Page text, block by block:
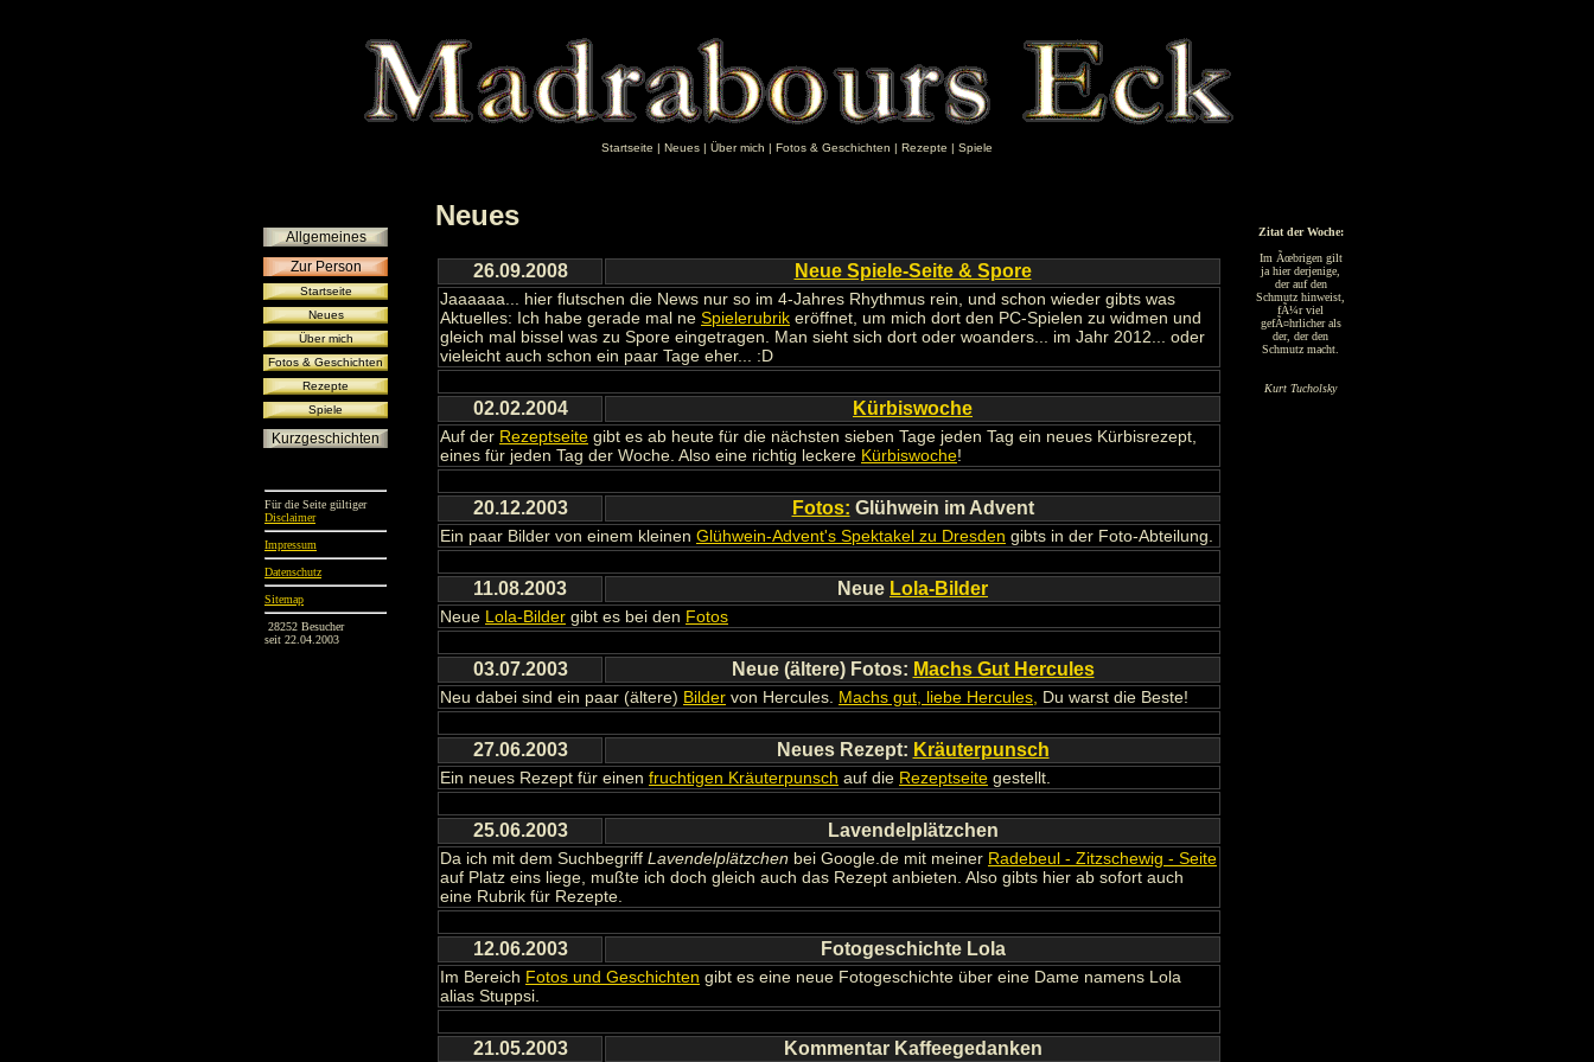
Startseite | Neues | Über mich | Fotos & Geschichten | Rezepte | Spiele
Allgemeines
Zur Person
Startseite
Neues
Über mich
Fotos & Geschichten
Rezepte
Spiele
Kurzgeschichten
Für die Seite gültiger
Disclaimer
Impressum
Datenschutz
Sitemap
28252 Besucher
seit 22.04.2003
Neues
26.09.2008 Neue Spiele-Seite & Spore
Jaaaaaa... hier flutschen die News nur so im 4-Jahres Rhythmus rein, und schon wieder gibts was
Aktuelles: Ich habe gerade mal ne Spielerubrik eröffnet, um mich dort den PC-Spielen zu widmen und
gleich mal bissel was zu Spore eingetragen. Man sieht sich dort oder woanders... im Jahr 2012... oder
vieleicht auch schon ein paar Tage eher... :D
02.02.2004 Kürbiswoche
Auf der Rezeptseite gibt es ab heute für die nächsten sieben Tage jeden Tag ein neues Kürbisrezept,
eines für jeden Tag der Woche. Also eine richtig leckere Kürbiswoche!
20.12.2003 Fotos: Glühwein im Advent
Ein paar Bilder von einem kleinen Glühwein-Advent's Spektakel zu Dresden gibts in der Foto-Abteilung.
11.08.2003 Neue Lola-Bilder
Neue Lola-Bilder gibt es bei den Fotos
03.07.2003 Neue (ältere) Fotos: Machs Gut Hercules
Neu dabei sind ein paar (ältere) Bilder von Hercules. Machs gut, liebe Hercules, Du warst die Beste!
27.06.2003 Neues Rezept: Kräuterpunsch
Ein neues Rezept für einen fruchtigen Kräuterpunsch auf die Rezeptseite gestellt.
25.06.2003 Lavendelplätzchen
Da ich mit dem Suchbegriff Lavendelplätzchen bei Google.de mit meiner Radebeul - Zitzschewig - Seite
auf Platz eins liege, mußte ich doch gleich auch das Rezept anbieten. Also gibts hier ab sofort auch
eine Rubrik für Rezepte.
12.06.2003 Fotogeschichte Lola
Im Bereich Fotos und Geschichten gibt es eine neue Fotogeschichte über eine Dame namens Lola
alias Stuppsi.
21.05.2003 Kommentar Kaffeegedanken
Zitat der Woche:
Im Ãœbrigen gilt
ja hier derjenige,
der auf den
Schmutz hinweist,
fÃ¼r viel
gefÃ¤hrlicher als
der, der den
Schmutz macht.
Kurt Tucholsky